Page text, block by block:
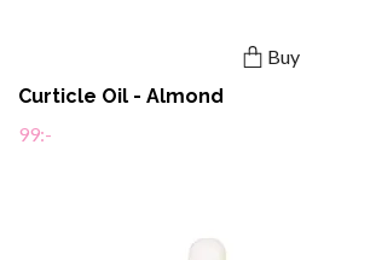
Buy
Curticle Oil - Almond
99:-